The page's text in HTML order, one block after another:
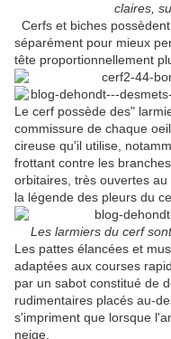
claires,
Cerfs et biches
séparément pour mieux
tête proportionnellement
Le cerf possède des"
commissure de chaque
cireuse qu'il utilise,
frottant contre les
orbitaires, très ouvertes
la légende des pleurs du
Les larmiers du cerf
Les pattes élancées et
adaptées aux courses
par un sabot constitué de
rudimentaires placés au-
s'impriment que lorsque
neige.